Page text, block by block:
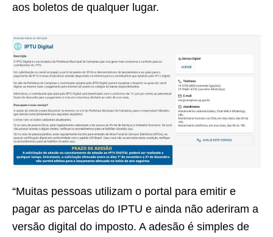
aos boletos de qualquer lugar.
“Muitas pessoas utilizam o portal para emitir e
pagar as parcelas do IPTU e ainda não aderiram a
versão digital do imposto. A adesão é simples de